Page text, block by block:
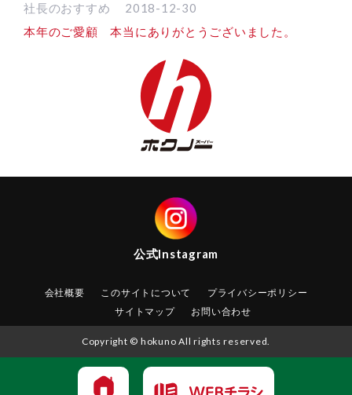
社長のおすすめ
2018-12-30
本年のご愛顧 本当にありがとうございました。
公式Instagram
会社概要 このサイトについて
プライバシーポリシー
サイトマップ
お問い合わせ
Copyright © hokuno All rights reserved.